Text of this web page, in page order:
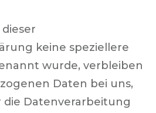
keine speziellere
wurde, verbleiben
Daten bei uns,
die Datenverarbeitung